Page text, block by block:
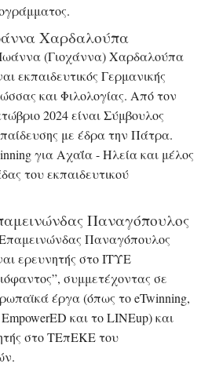
Χαρδαλούπα
(Γιοχάννα) Χαρδαλούπα
εκπαιδευτικός Γερμανικής
και Φιλολογίας. Από τον
2024 είναι Σύμβουλος
με έδρα την Πάτρα.
για Αχαΐα - Ηλεία και μέλος
του εκπαιδευτικού
Παναγόπουλος
Παναγόπουλος
ερευνητής στο ΙΤΥΕ
συμμετέχοντας σε
έργα (όπως το eTwinning,
και το LINEup) και
στο ΤΕπΕΚΕ του